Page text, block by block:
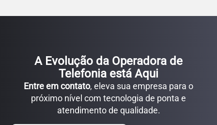
A Evolução da Operadora de
Telefonia está Aqui
Entre em contato, eleva sua empresa para o
próximo nível com tecnologia de ponta e
atendimento de qualidade.